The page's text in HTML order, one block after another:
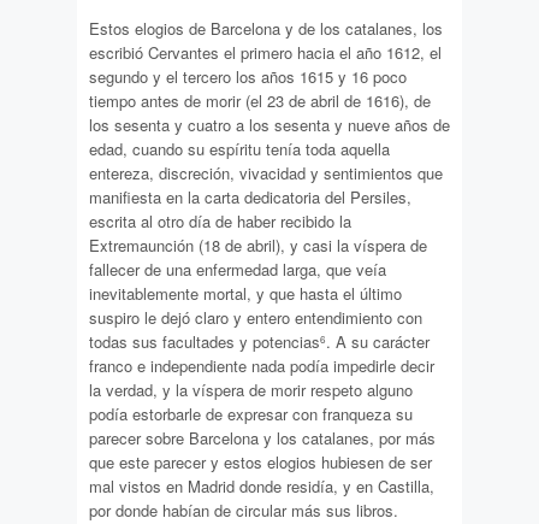
Estos elogios de Barcelona y de los catalanes, los
escribió Cervantes el primero hacia el año 1612, el
segundo y el tercero los años 1615 y 16 poco
tiempo antes de morir (el 23 de abril de 1616), de
los sesenta y cuatro a los sesenta y nueve años de
edad, cuando su espíritu tenía toda aquella
entereza, discreción, vivacidad y sentimientos que
manifiesta en la carta dedicatoria del Persiles,
escrita al otro día de haber recibido la
Extremaunción (18 de abril), y casi la víspera de
fallecer de una enfermedad larga, que veía
inevitablemente mortal, y que hasta el último
suspiro le dejó claro y entero entendimiento con
todas sus facultades y potencias6. A su carácter
franco e independiente nada podía impedirle decir
la verdad, y la víspera de morir respeto alguno
podía estorbarle de expresar con franqueza su
parecer sobre Barcelona y los catalanes, por más
que este parecer y estos elogios hubiesen de ser
mal vistos en Madrid donde residía, y en Castilla,
por donde habían de circular más sus libros.